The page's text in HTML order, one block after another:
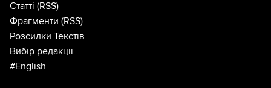
Статті (RSS)
Фрагменти (RSS)
Розсилки Текстів
Вибір редакції
#English